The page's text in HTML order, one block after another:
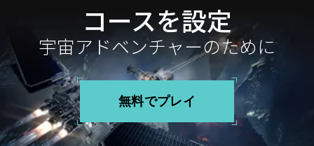
コースを設定
宇宙アドベンチャーのために
無料でプレイ